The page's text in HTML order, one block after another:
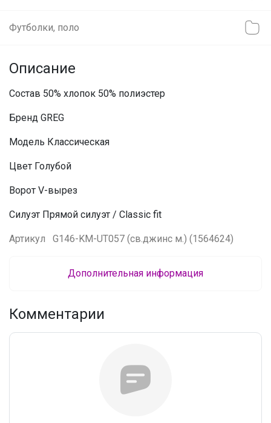
Футболки, поло
Описание
Состав 50% хлопок 50% полиэстер
Бренд GREG
Модель Классическая
Цвет Голубой
Ворот V-вырез
Силуэт Прямой силуэт / Сlassic fit
Артикул G146-KM-UT057 (св.джинс м.) (1564624)
Дополнительная информация
Комментарии